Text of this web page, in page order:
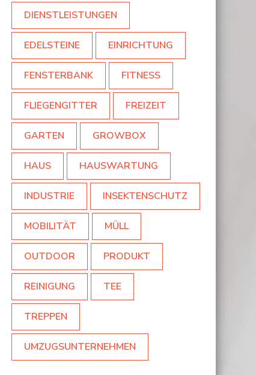
DIENSTLEISTUNGEN
EDELSTEINE EINRICHTUNG
FENSTERBANK FITNESS
FLIEGENGITTER FREIZEIT
GARTEN GROWBOX
HAUS HAUSWARTUNG
INDUSTRIE INSEKTENSCHUTZ
MOBILITÄT MÜLL
OUTDOOR PRODUKT
REINIGUNG TEE
TREPPEN
UMZUGSUNTERNEHMEN